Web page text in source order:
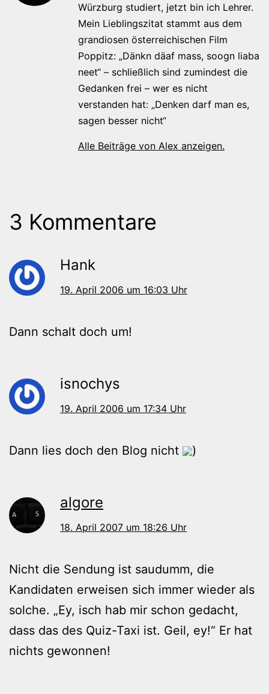
Würzburg studiert, jetzt bin ich Lehrer.
Mein Lieblingszitat stammt aus dem
grandiosen österreichischen Film
Poppitz: „Dänkn däaf mass, soogn liaba
neet“ – schließlich sind zumindest die
Gedanken frei – wer es nicht
verstanden hat: „Denken darf man es,
sagen besser nicht“
Alle Beiträge von Alex anzeigen.
3 Kommentare
Hank
19. April 2006 um 16:03 Uhr
Dann schalt doch um!
isnochys
19. April 2006 um 17:34 Uhr
Dann lies doch den Blog nicht )
algore
18. April 2007 um 18:26 Uhr
Nicht die Sendung ist saudumm, die
Kandidaten erweisen sich immer wieder als
solche. „Ey, isch hab mir schon gedacht,
dass das des Quiz-Taxi ist. Geil, ey!“ Er hat
nichts gewonnen!